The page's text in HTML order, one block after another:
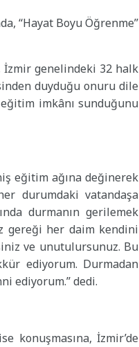
‘‘Hayat Boyu Öğrenme’’
İzmir genelindeki 32 halk
duyduğu onuru dile
imkânı sunduğunu
eğitim ağına değinerek
durumdaki vatandaşa
durmanın gerilemek
gereği her daim kendini
ve unutulursunuz. Bu
ediyorum. Durmadan
dedi.
konuşmasına, İzmir’de